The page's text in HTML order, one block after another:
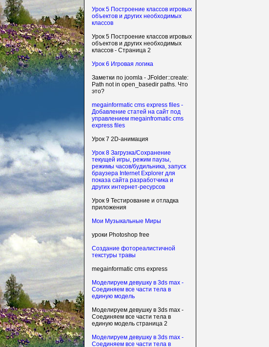
Урок 5 Построение классов игровых
объектов и других необходимых
классов
Урок 5 Построение классов игровых
объектов и других необходимых
классов - Страница 2
Урок 6 Игровая логика
Заметки по joomla - JFolder::create:
Path not in open_basedir paths. Что
это?
megainformatic cms express files -
Добавление статей на сайт под
управлением megainfromatic cms
express files
Урок 7 2D-анимация
Урок 8 Загрузка/Сохранение
текущей игры, режим паузы,
режимы часов/будильника, запуск
браузера Internet Explorer для
показа сайта разработчика и
других интернет-ресурсов
Урок 9 Тестирование и отладка
приложения
Мои Музыкальные Миры
уроки Photoshop free
Создание фотореалистичной
текстуры травы
megainformatic cms express
Моделируем девушку в 3ds max -
Соединяем все части тела в
единую модель
Моделируем девушку в 3ds max -
Соединяем все части тела в
единую модель страница 2
Моделируем девушку в 3ds max -
Соединяем все части тела в